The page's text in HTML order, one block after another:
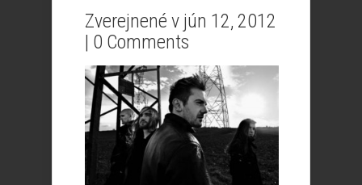
Zverejnené v jún 12, 2012
| 0 Comments